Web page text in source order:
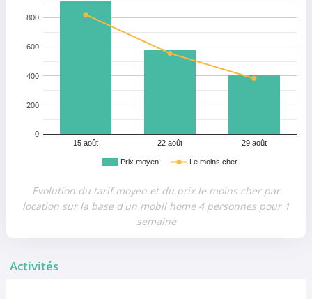
Prix moyen Le moins cher
15 août 22 août 29 août
0
200
400
600
800
Evolution du tarif moyen et du prix le moins cher par
location sur la base d'un mobil home 4 personnes pour 1
semaine
Activités